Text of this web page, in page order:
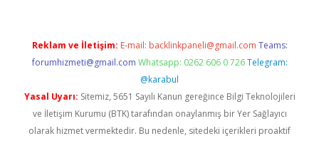
Reklam ve İletişim: E-mail: backlinkpaneli@gmail.com Teams:
forumhizmeti@gmail.com Whatsapp: 0262 606 0 726 Telegram:
@karabul
Yasal Uyarı: Sitemiz, 5651 Sayılı Kanun gereğince Bilgi Teknolojileri
ve İletişim Kurumu (BTK) tarafından onaylanmış bir Yer Sağlayıcı
olarak hizmet vermektedir. Bu nedenle, sitedeki içerikleri proaktif